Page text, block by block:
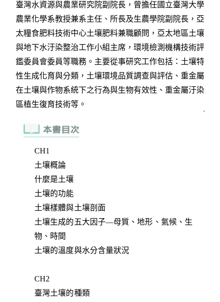
CH1
土壤概論
什麼是土壤
土壤的功能
土壤樣體與土壤剖面
土壤生成的五大因子—母質、地形、氣候、生
物、時間
土壤的溫度與水分含量狀況
CH2
臺灣土壤的種類